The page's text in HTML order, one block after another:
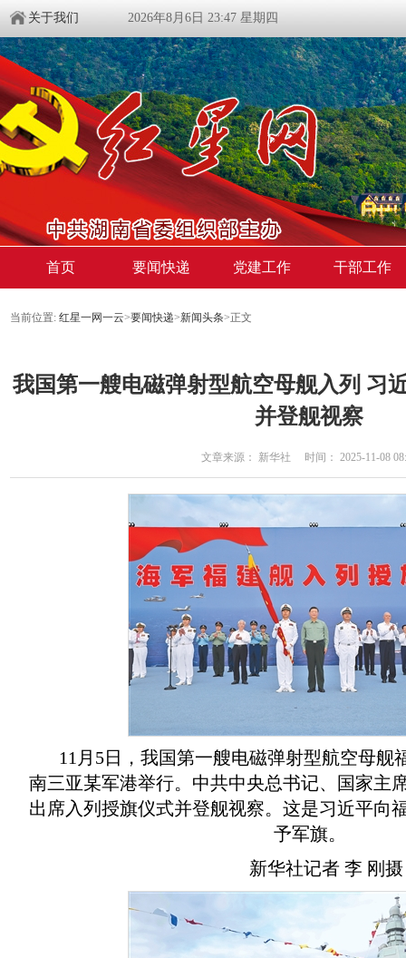
关于我们 2026年8月6日 23:47 星期四
首页 要闻快递 党建工作 干部工作
当前位置: 红星一网一云>要闻快递>新闻头条>正文
我国第一艘电磁弹射型航空母舰入列 习
并登舰视察
文章来源： 新华社 时间： 2025-11-08
11月5日，我国第一艘电磁弹射型航空母舰
南三亚某军港举行。中共中央总书记、国家主
出席入列授旗仪式并登舰视察。这是习近平向
予军旗。
新华社记者 李 刚摄